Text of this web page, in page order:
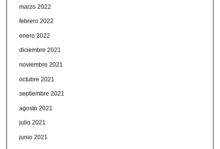
marzo 2022
febrero 2022
enero 2022
diciembre 2021
noviembre 2021
octubre 2021
septiembre 2021
agosto 2021
julio 2021
junio 2021